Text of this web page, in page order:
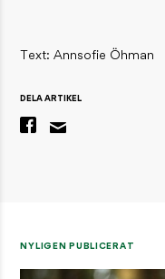
Text: Annsofie Öhman
DELA ARTIKEL
NYLIGEN PUBLICERAT